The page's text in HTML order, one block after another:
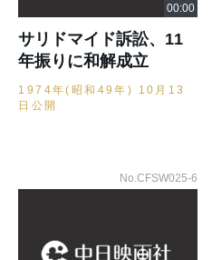
サリドマイド訴訟、11
年振りに和解成立
1974年(昭和49年) 10月13
日公開
No.CFSW025-6